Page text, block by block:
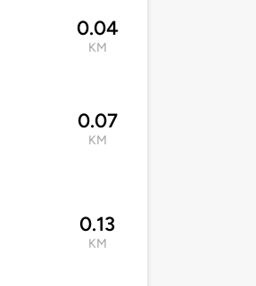
0.04
KM
0.07
KM
0.13
KM